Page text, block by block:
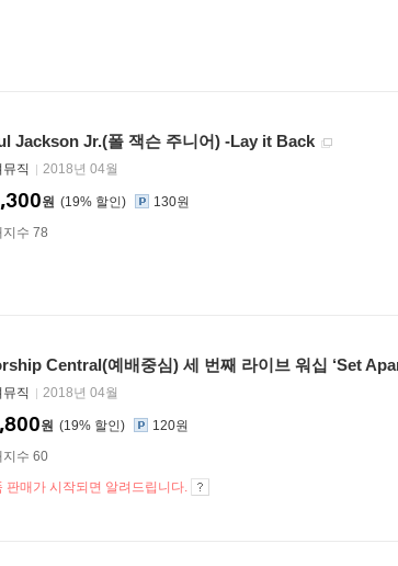
Jackson Jr.(폴 잭슨 주니어) -Lay it Back
뮤직 2018년 04월
19%
원
130원
지수 78
Central(예배중심) 세 번째 라이브 워십 ‘Set
뮤직 2018년 04월
19%
원
120원
지수 60
판매가 시작되면 알려드립니다.